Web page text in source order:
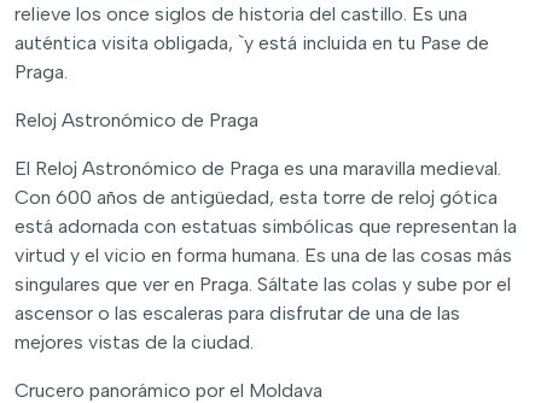
relieve los once siglos de historia del castillo. Es una
auténtica visita obligada, `y está incluida en tu Pase de
Praga.
Reloj Astronómico de Praga
El Reloj Astronómico de Praga es una maravilla medieval.
Con 600 años de antigüedad, esta torre de reloj gótica
está adornada con estatuas simbólicas que representan la
virtud y el vicio en forma humana. Es una de las cosas más
singulares que ver en Praga. Sáltate las colas y sube por el
ascensor o las escaleras para disfrutar de una de las
mejores vistas de la ciudad.
Crucero panorámico por el Moldava